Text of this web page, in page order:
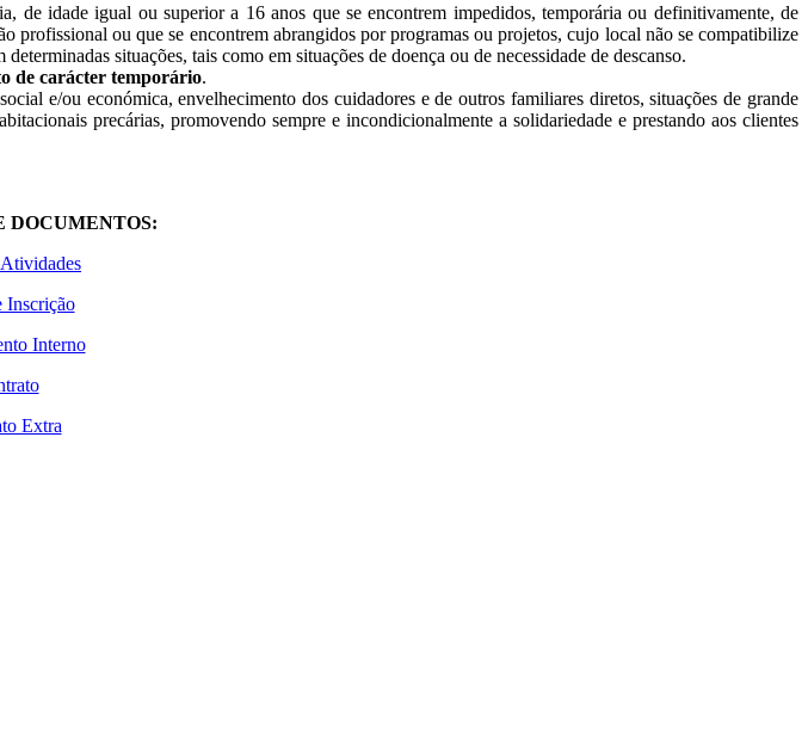
idade igual ou superior a 16 anos que se encontrem impedidos, temporária ou definitivamente, de
profissional ou que se encontrem abrangidos por programas ou projetos, cujo local não se compatibilize
situações, tais como em situações de doença ou de necessidade de descanso.
de carácter temporário.
e/ou económica, envelhecimento dos cuidadores e de outros familiares diretos, situações de grande
precárias, promovendo sempre e incondicionalmente a solidariedade e prestando aos clientes
DOCUMENTOS:
Inscrição
Interno
Extra